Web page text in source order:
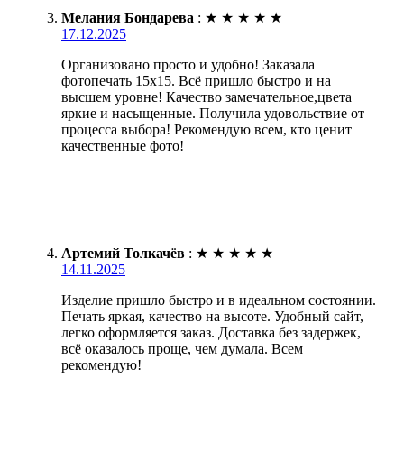
Мелания Бондарева : ★ ★ ★ ★ ★
17.12.2025
Организовано просто и удобно! Заказала
фотопечать 15х15. Всё пришло быстро и на
высшем уровне! Качество замечательное,цвета
яркие и насыщенные. Получила удовольствие от
процесса выбора! Рекомендую всем, кто ценит
качественные фото!
Артемий Толкачёв : ★ ★ ★ ★ ★
14.11.2025
Изделие пришло быстро и в идеальном состоянии.
Печать яркая, качество на высоте. Удобный сайт,
легко оформляется заказ. Доставка без задержек,
всё оказалось проще, чем думала. Всем
рекомендую!